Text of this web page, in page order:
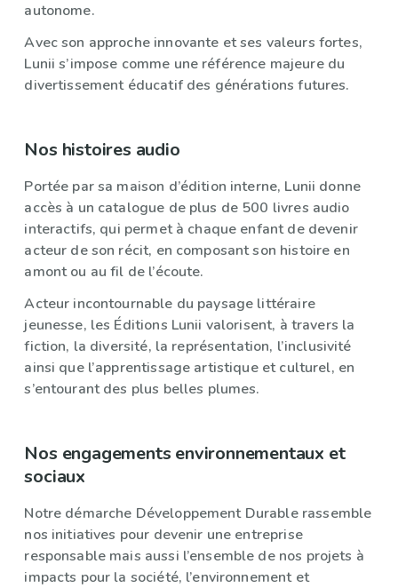
autonome.
Avec son approche innovante et ses valeurs fortes,
Lunii s’impose comme une référence majeure du
divertissement éducatif des générations futures.
Nos histoires audio
Portée par sa maison d’édition interne, Lunii donne
accès à un catalogue de plus de 500 livres audio
interactifs, qui permet à chaque enfant de devenir
acteur de son récit, en composant son histoire en
amont ou au fil de l’écoute.
Acteur incontournable du paysage littéraire
jeunesse, les Éditions Lunii valorisent, à travers la
fiction, la diversité, la représentation, l’inclusivité
ainsi que l’apprentissage artistique et culturel, en
s’entourant des plus belles plumes.
Nos engagements environnementaux et
sociaux
Notre démarche Développement Durable rassemble
nos initiatives pour devenir une entreprise
responsable mais aussi l’ensemble de nos projets à
impacts pour la société, l’environnement et